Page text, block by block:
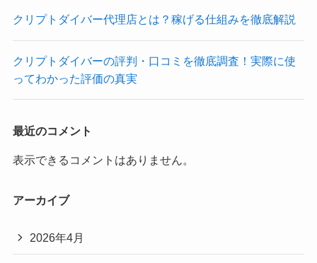
クリプトダイバー代理店とは？稼げる仕組みを徹底解説
クリプトダイバーの評判・口コミを徹底調査！実際に使
ってわかった評価の真実
最近のコメント
表示できるコメントはありません。
アーカイブ
2026年4月